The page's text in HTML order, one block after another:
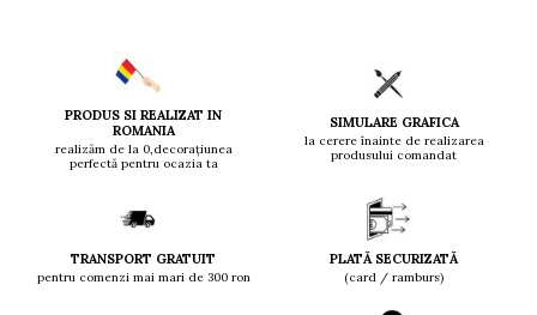
PRODUS SI REALIZAT IN
ROMANIA
realizăm de la 0,decorațiunea
perfectă pentru ocazia ta
SIMULARE GRAFICA
la cerere înainte de realizarea
produsului comandat
TRANSPORT GRATUIT
pentru comenzi mai mari de 300 ron
PLATĂ SECURIZATĂ
(card / ramburs)